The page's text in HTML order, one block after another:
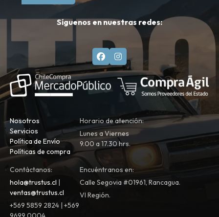
Síguenos en nuestras redes:
Nosotros
Servicios
Política de Envío
Políticas de compra
Horario de atención:
Lunes a Viernes
9.00 a 17.30 hrs.
Contáctanos:
hola@trustus.cl |
ventas@trustus.cl
+569 5859 2824 | +569
Encuéntranos en:
Calle Segovia #01961, Rancagua.
VI Región.